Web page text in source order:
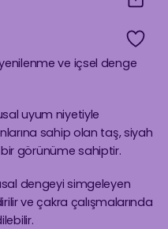
ve içsel denge
uyum niyetiyle
sahip olan taş, siyah
görünüme sahiptir.
dengeyi simgeleyen
ve çakra çalışmalarında